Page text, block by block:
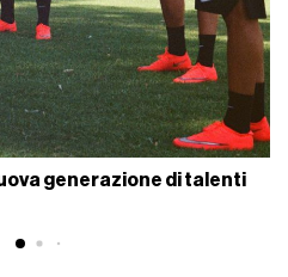
generazione di talenti